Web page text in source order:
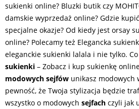
sukienki online? Bluzki butik czy
damskie wyprzedaż online? Gdzie
specjalne okazje? Od kiedy jest orsay
online? Polecamy też Elegancka
eleganckie sukienki lalala i nie tylko.
sukienki – Zobacz i kup sukienkę
modowych sejfów unikasz modowych
pewność, że Twoja stylizacja będzie
wszystko o modowych sejfach czyli jak